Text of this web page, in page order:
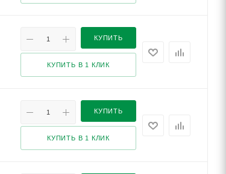
КУПИТЬ
КУПИТЬ В 1 КЛИК
КУПИТЬ
КУПИТЬ В 1 КЛИК